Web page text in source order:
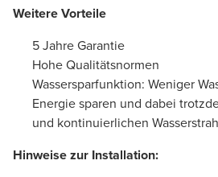
Weitere Vorteile
5 Jahre Garantie
Hohe Qualitätsnormen
Wassersparfunktion: Weniger
Energie sparen und dabei
und kontinuierlichen
Hinweise zur Installation: